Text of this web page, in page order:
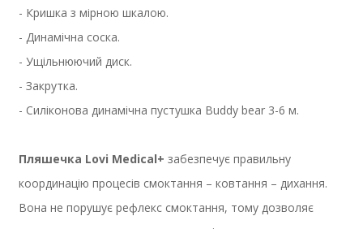
- Кришка з мірною шкалою.
- Динамічна соска.
- Ущільнюючий диск.
- Закрутка.
- Силіконова динамічна пустушка Buddy bear 3-6 м.
Пляшечка Lovi Medical+ забезпечує правильну
координацію процесів смоктання – ковтання – дихання.
Вона не порушує рефлекс смоктання, тому дозволяє